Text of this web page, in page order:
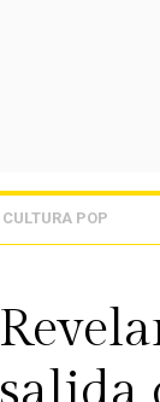
CULTURA POP